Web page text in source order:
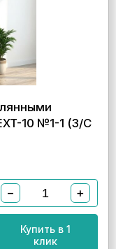
10 №1-1 (З/C
− +
Купить в 1
клик